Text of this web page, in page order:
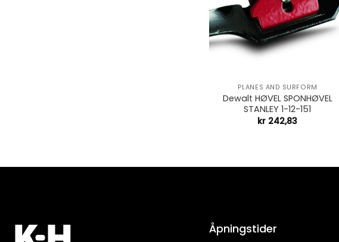
PLANES AND SURFORM
Dewalt HØVEL SPONHØVEL
STANLEY 1-12-151
kr 242,83
Åpningstider